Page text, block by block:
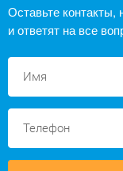
Оставьте
и ответят на все